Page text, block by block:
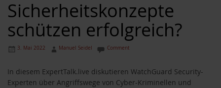
Sicherheitskonzepte
schützen erfolgreich?
3. Mai 2022 Manuel Seidel Comment
In diesem ExpertTalk.live diskutieren WatchGuard Security-
Experten über Angriffswege von Cyber-Kriminellen und